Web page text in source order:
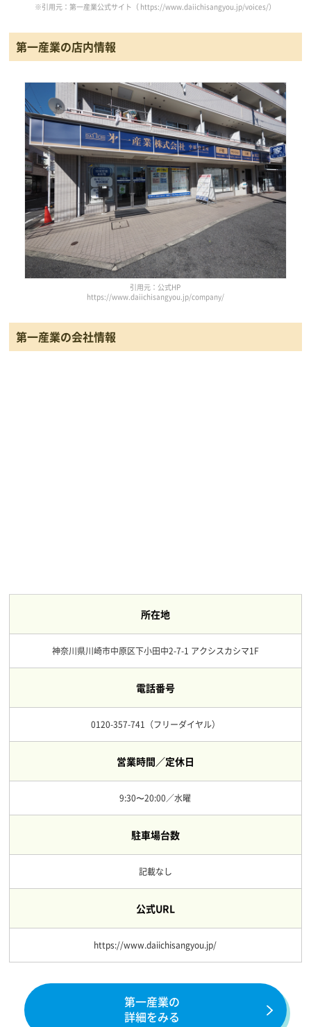
※引用元：第一産業公式サイト（ https://www.daiichisangyou.jp/voices/）
第一産業の店内情報
引用元：公式HP
https://www.daiichisangyou.jp/company/
第一産業の会社情報
所在地
神奈川県川崎市中原区下小田中2-7-1 アクシスカシマ1F
電話番号
0120-357-741（フリーダイヤル）
営業時間／定休日
9:30〜20:00／水曜
駐車場台数
記載なし
公式URL
https://www.daiichisangyou.jp/
第一産業の
詳細をみる